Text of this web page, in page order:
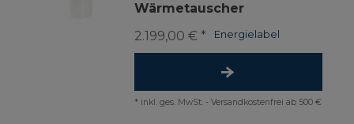
Wärmetauscher
Energielabel
2.199,00 € *
* inkl. ges. MwSt. - Versandkostenfrei ab 500 €